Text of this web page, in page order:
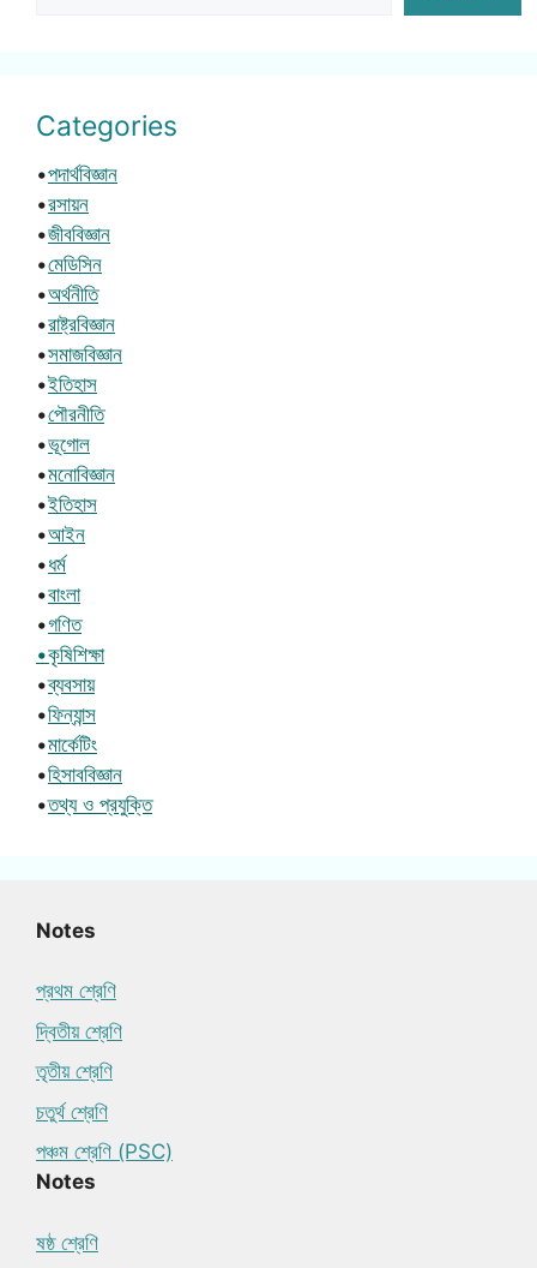
Categories
•পদার্থবিজ্ঞান
•রসায়ন
•জীববিজ্ঞান
•মেডিসিন
•অর্থনীতি
•রাষ্ট্রবিজ্ঞান
•সমাজবিজ্ঞান
•ইতিহাস
•পৌরনীতি
•ভূগোল
•মনোবিজ্ঞান
•ইতিহাস
•আইন
•ধর্ম
•বাংলা
•গণিত
•কৃষিশিক্ষা
•ব্যবসায়
•ফিন্যান্স
•মার্কেটিং
•হিসাববিজ্ঞান
•তথ্য ও প্রযুক্তি
Notes
প্রথম শ্রেণি
দ্বিতীয় শ্রেণি
তৃতীয় শ্রেণি
চতুর্থ শ্রেণি
পঞ্চম শ্রেণি (PSC)
Notes
ষষ্ঠ শ্রেণি